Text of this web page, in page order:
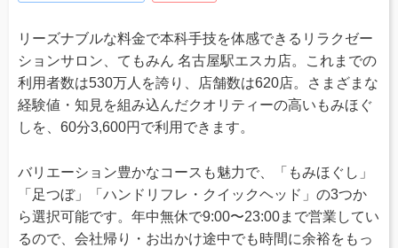
リーズナブルな料金で本科手技を体感できるリラクゼー
ションサロン、てもみん 名古屋駅エスカ店。これまでの
利用者数は530万人を誇り、店舗数は620店。さまざまな
経験値・知見を組み込んだクオリティーの高いもみほぐ
しを、60分3,600円で利用できます。
バリエーション豊かなコースも魅力で、「もみほぐし」
「足つぼ」「ハンドリフレ・クイックヘッド」の3つか
ら選択可能です。年中無休で9:00〜23:00まで営業してい
るので、会社帰り・お出かけ途中でも時間に余裕をもっ